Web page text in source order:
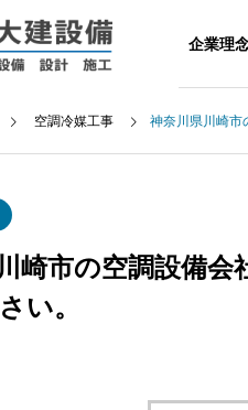
HOME 企業理
空調冷媒工事 神奈川県川崎市
崎市の空調設備
い。